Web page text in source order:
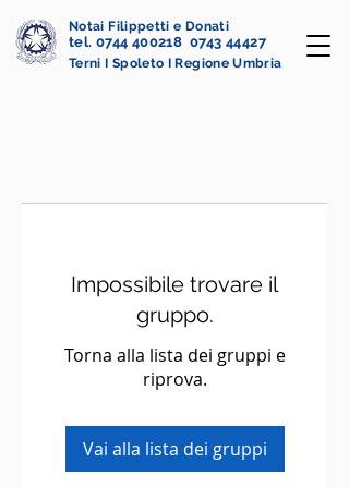
Notai Filippetti e Donati
tel. 0744 400218 0743 44427
Terni I Spoleto I Regione Umbria
Impossibile trovare il
gruppo.
Torna alla lista dei gruppi e
riprova.
Vai alla lista dei gruppi